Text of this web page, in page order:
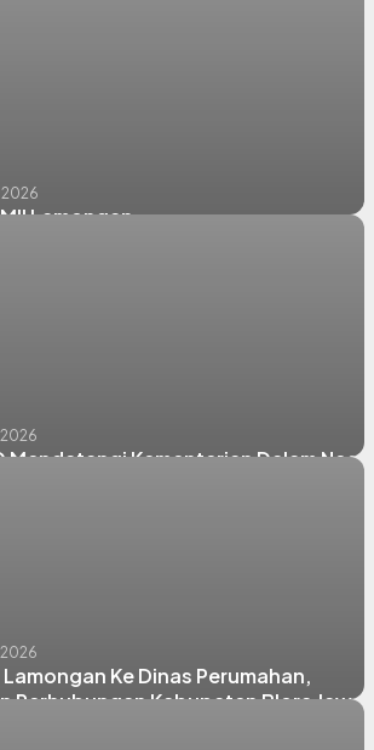
2026
Lamongan
Mendatangi Kementerian Dalam
Lamongan Ke Dinas Perumahan,
Perhubungan Kabupaten Blora Jawa